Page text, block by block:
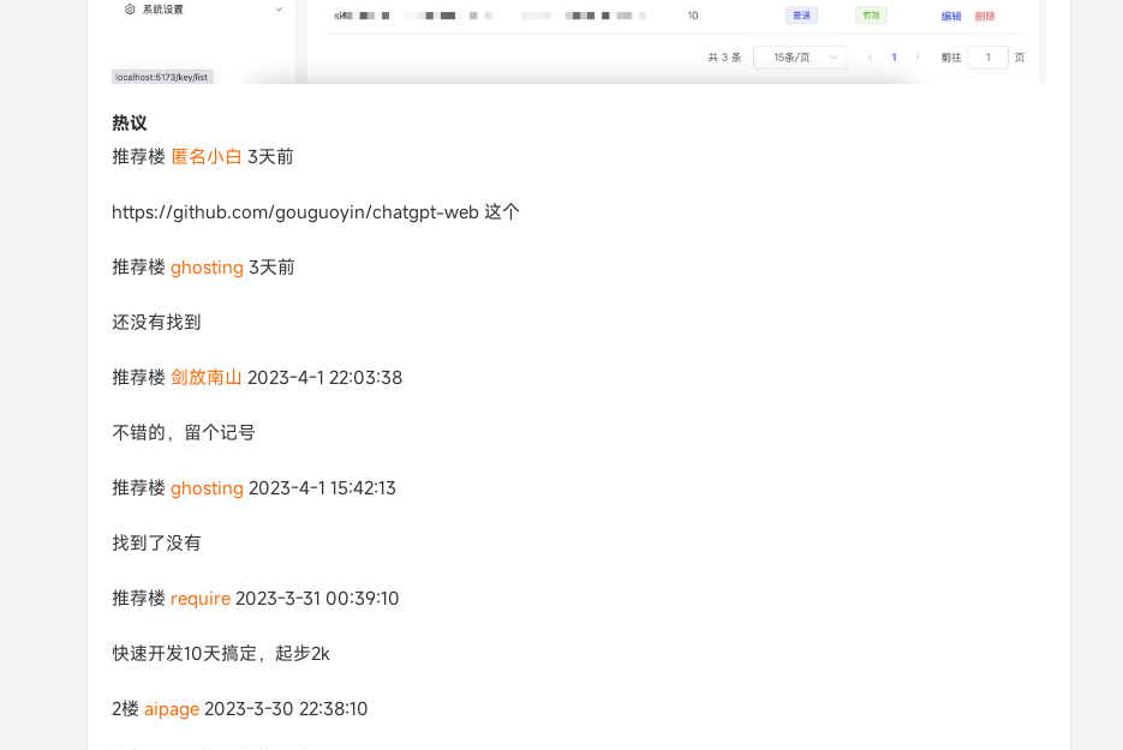
热议
推荐楼 匿名小白 3天前
https://github.com/gouguoyin/chatgpt-web 这个
推荐楼 ghosting 3天前
还没有找到
推荐楼 剑放南山 2023-4-1 22:03:38
不错的，留个记号
推荐楼 ghosting 2023-4-1 15:42:13
找到了没有
推荐楼 require 2023-3-31 00:39:10
快速开发10天搞定，起步2k
2楼 aipage 2023-3-30 22:38:10